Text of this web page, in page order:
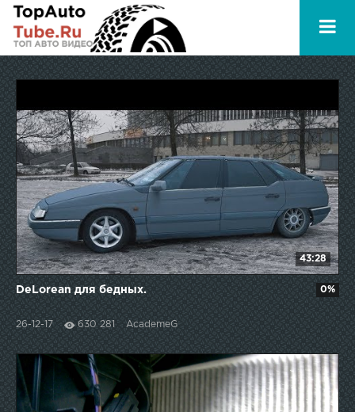
43:28
DeLorean для бедных.
26-12-17 630 281 AcademeG
0%